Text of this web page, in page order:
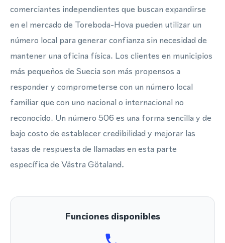
comerciantes independientes que buscan expandirse
en el mercado de Toreboda-Hova pueden utilizar un
número local para generar confianza sin necesidad de
mantener una oficina física. Los clientes en municipios
más pequeños de Suecia son más propensos a
responder y comprometerse con un número local
familiar que con uno nacional o internacional no
reconocido. Un número 506 es una forma sencilla y de
bajo costo de establecer credibilidad y mejorar las
tasas de respuesta de llamadas en esta parte
específica de Västra Götaland.
Funciones disponibles